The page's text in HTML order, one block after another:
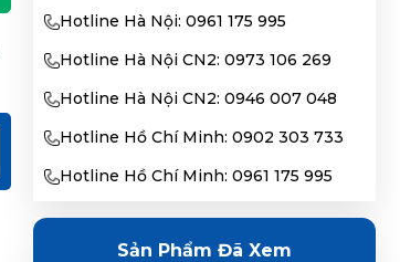
Hotline Hà Nội: 0961 175 995
Hotline Hà Nội CN2: 0973 106 269
Hotline Hà Nội CN2: 0946 007 048
Hotline Hồ Chí Minh: 0902 303 733
Hotline Hồ Chí Minh: 0961 175 995
Sản Phẩm Đã Xem